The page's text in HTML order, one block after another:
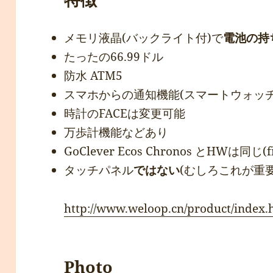
メモリ液晶(バックライト付)で電池の
たったの66.99ドル
防水 ATM5
スマホからの通知機能(スマートウォッ
時計のFACEは変更可能
万歩計機能などあり
GoClever Ecos Chronos とHWは同じ
タッチパネルではない(むしろこれが重
http://www.weloop.cn/product/
Photo